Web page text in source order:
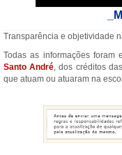
Transparência e objetividade
Todas as informações foram
Santo André, dos créditos
que atuam ou atuaram na